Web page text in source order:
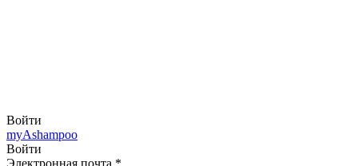
Войти
myAshampoo
Войти
Электронная почта *